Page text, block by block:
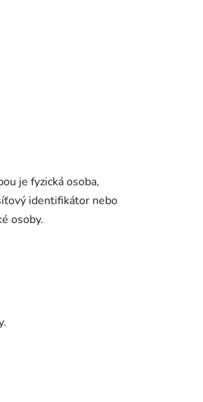
je fyzická osoba,
identifikátor nebo
osoby.